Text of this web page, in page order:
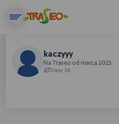
kaczyyy
Na Traseo od marca 2015
Trasy 30